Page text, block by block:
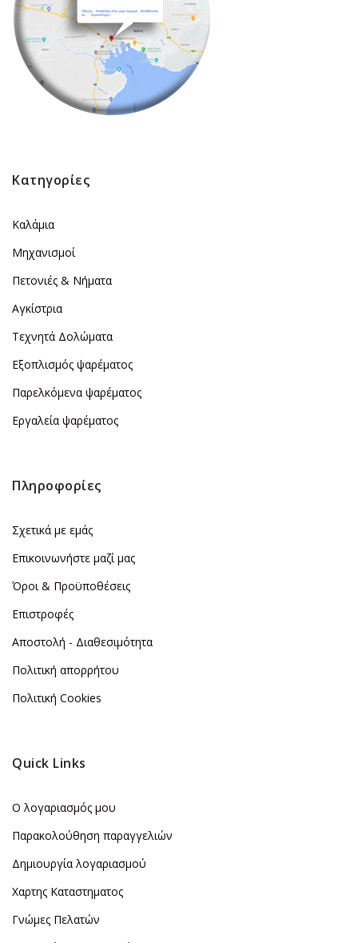
Κατηγορίες
Καλάμια
Μηχανισμοί
Πετονιές & Νήματα
Αγκίστρια
Τεχνητά Δολώματα
Εξοπλισμός ψαρέματος
Παρελκόμενα ψαρέματος
Εργαλεία ψαρέματος
Πληροφορίες
Σχετικά με εμάς
Επικοινωνήστε μαζί μας
Όροι & Προϋποθέσεις
Επιστροφές
Αποστολή - Διαθεσιμότητα
Πολιτική απορρήτου
Πολιτική Cookies
Quick Links
Ο λογαριασμός μου
Παρακολούθηση παραγγελιών
Δημιουργία λογαριασμού
Χαρτης Καταστηματος
Γνώμες Πελατών